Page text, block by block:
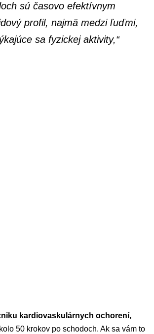
sú časovo efektívnym
profil, najmä medzi ľuďmi,
sa fyzickej aktivity,“
kardiovaskulárnych ochorení,
50 krokov po schodoch. Ak sa vám to